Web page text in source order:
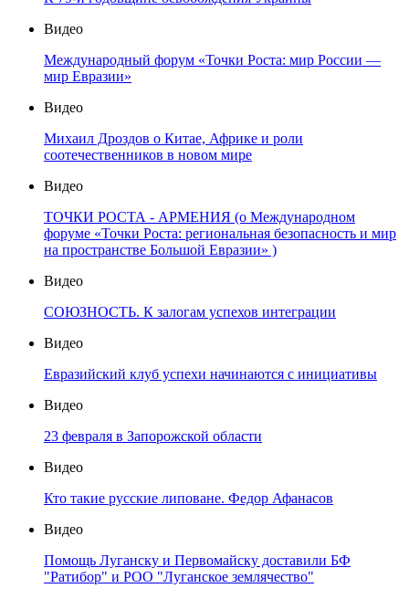
Видео
Международный форум «Точки Роста: мир России —
мир Евразии»
Видео
Михаил Дроздов о Китае, Африке и роли
соотечественников в новом мире
Видео
ТОЧКИ РОСТА - АРМЕНИЯ (о Международном
форуме «Точки Роста: региональная безопасность и мир
на пространстве Большой Евразии» )
Видео
СОЮЗНОСТЬ. К залогам успехов интеграции
Видео
Евразийский клуб успехи начинаются с инициативы
Видео
23 февраля в Запорожской области
Видео
Кто такие русские липоване. Федор Афанасов
Видео
Помощь Луганску и Первомайску доставили БФ
"Ратибор" и РОО "Луганское землячество"